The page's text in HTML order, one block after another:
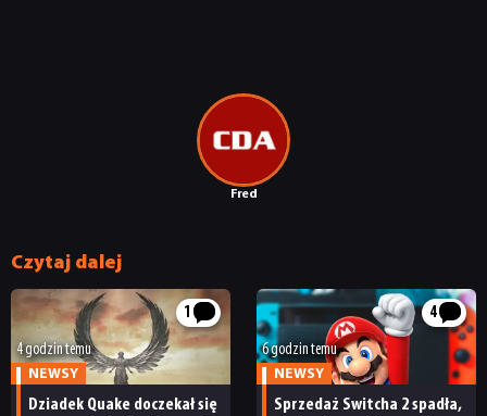
DYSKUSJE
JUŻ GRALIŚMY
Fred
Czytaj dalej
1
4 godzin temu
NEWSY
Dziadek Quake doczekał się
4
6 godzin temu
NEWSY
Sprzedaż Switcha 2 spadła,